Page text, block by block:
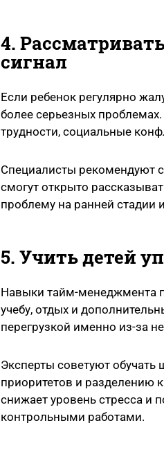
4.
сигнал
Если ребенок регулярно
более серьезных
трудности, социальные
Специалисты рекомендуют
смогут открыто
проблему на ранней стадии
5. Учить детей
Навыки тайм-менеджмента
учебу, отдых и
перегрузкой именно из-за
Эксперты советуют обучать
приоритетов и разделению
снижает уровень стресса и
контрольными работами.